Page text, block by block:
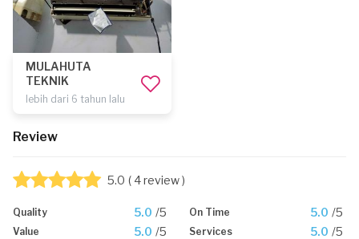
MULAHUTA
TEKNIK
lebih dari 6 tahun lalu
Review
5.0 ( 4 review )
Quality 5.0 /5 On Time 5.0 /5
Value 5.0 /5 Services 5.0 /5